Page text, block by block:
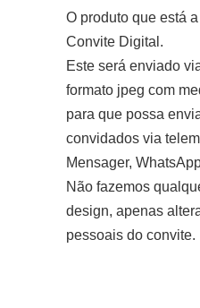
O produto que está
Convite Digital.
Este será enviado
formato jpeg com
para que possa
convidados via
Mensager,
Não fazemos
design, apenas
pessoais do convite.